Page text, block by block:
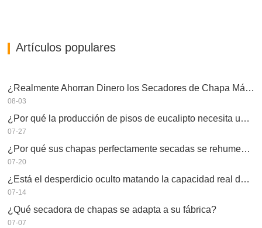
Artículos populares
¿Realmente Ahorran Dinero los Secadores de Chapa Más Grandes?
08-03
¿Por qué la producción de pisos de eucalipto necesita un secador de chapas?
07-27
¿Por qué sus chapas perfectamente secadas se rehumedecen?
07-20
¿Está el desperdicio oculto matando la capacidad real de su secador de chapas?
07-14
¿Qué secadora de chapas se adapta a su fábrica?
07-07